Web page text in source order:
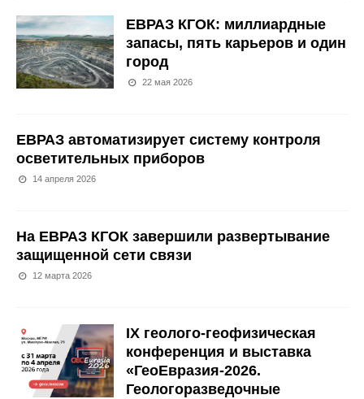
ЕВРАЗ КГОК: миллиардные
запасы, пять карьеров и один
город
22 мая 2026
ЕВРАЗ автоматизирует систему контроля
осветительных приборов
14 апреля 2026
На ЕВРАЗ КГОК завершили развертывание
защищенной сети связи
12 марта 2026
IX геолого-геофизическая
конференция и выставка
«ГеоЕвразия-2026.
Геологоразведочные